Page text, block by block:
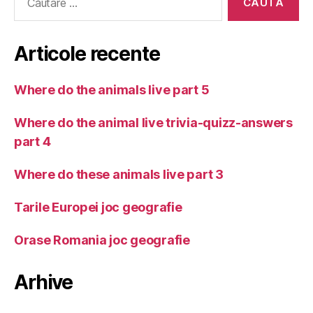
după:
Articole recente
Where do the animals live part 5
Where do the animal live trivia-quizz-answers
part 4
Where do these animals live part 3
Tarile Europei joc geografie
Orase Romania joc geografie
Arhive